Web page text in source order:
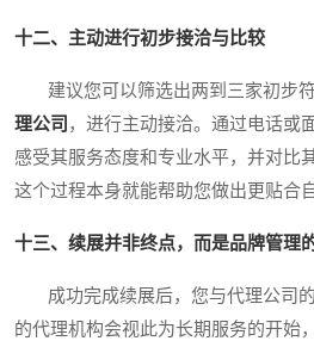
十二、主动进行初步接洽与比较
建议您可以筛选出两到三家初步
理公司 ，进行主动接洽。通过电话或
感受其服务态度和专业水平，并对比
这个过程本身就能帮助您做出更贴合
十三、续展并非终点，而是品牌管理
成功完成续展后，您与代理公司的
的代理机构会视此为长期服务的开始